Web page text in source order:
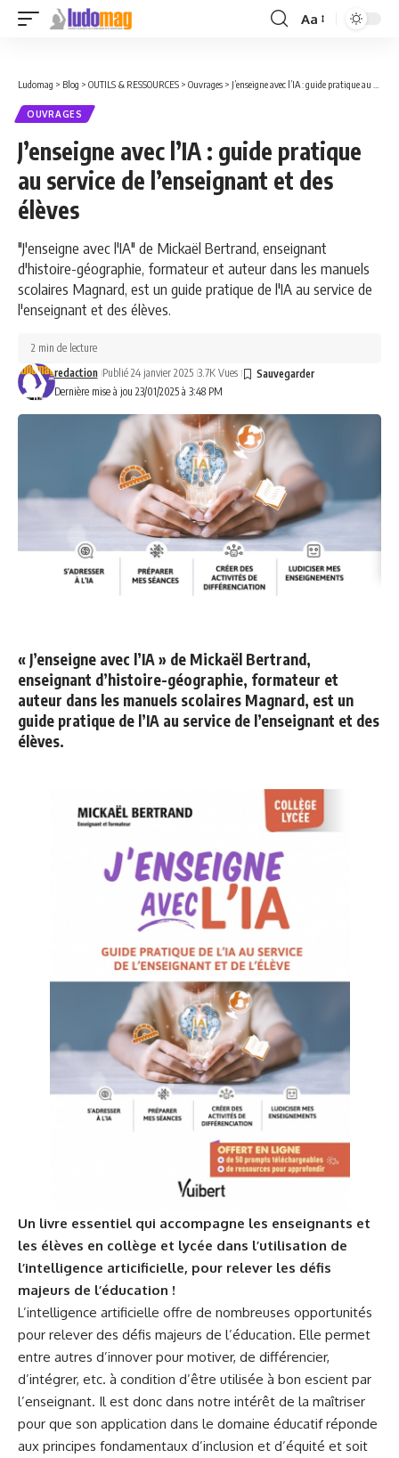
Font
Aa
Ludomag > Blog > OUTILS & RESSOURCES > Ouvrages > J’enseigne avec l’IA : guide pratique au service de l’enseignant et des élèves
OUVRAGES
J’enseigne avec l’IA : guide pratique
au service de l’enseignant et des
élèves
"J'enseigne avec l'IA" de Mickaël Bertrand, enseignant
d'histoire-géographie, formateur et auteur dans les manuels
scolaires Magnard, est un guide pratique de l'IA au service de
l'enseignant et des élèves.
Dernière mise à jou 23/01/2025 à 3:48 PM
redaction Publié 24 janvier 2025 3.7K Vues
2 min de lecture
« J’enseigne avec l’IA » de Mickaël Bertrand,
enseignant d’histoire-géographie, formateur et
auteur dans les manuels scolaires Magnard, est un
guide pratique de l’IA au service de l’enseignant et des
élèves.
Un livre essentiel qui accompagne les enseignants et
les élèves en collège et lycée dans l’utilisation de
l’intelligence articificielle, pour relever les défis
majeurs de l’éducation !
L’intelligence artificielle offre de nombreuses opportunités
pour relever des défis majeurs de l’éducation. Elle permet
entre autres d’innover pour motiver, de différencier,
d’intégrer, etc. à condition d’être utilisée à bon escient par
l’enseignant. Il est donc dans notre intérêt de la maîtriser
pour que son application dans le domaine éducatif réponde
aux principes fondamentaux d’inclusion et d’équité et soit